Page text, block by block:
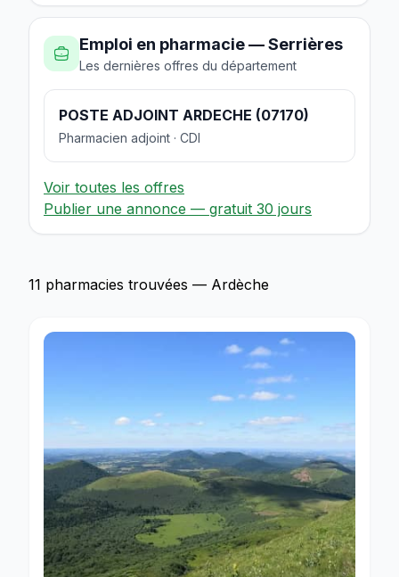
Emploi en pharmacie — Serrières
Les dernières offres du département
POSTE ADJOINT ARDECHE (07170)
Pharmacien adjoint · CDI
Voir toutes les offres
Publier une annonce — gratuit 30 jours
11 pharmacies trouvées — Ardèche